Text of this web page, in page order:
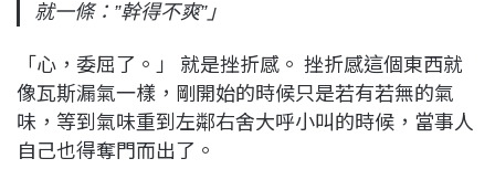
就一條：”幹得不爽”」
「心，委屈了。」 就是挫折感。 挫折感這個東西就
像瓦斯漏氣一樣，剛開始的時候只是若有若無的氣
味，等到氣味重到左鄰右舍大呼小叫的時候，當事人
自己也得奪門而出了。